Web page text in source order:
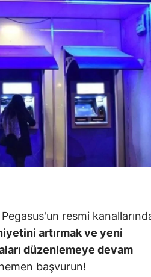
resmi
artırmak ve yeni
düzenlemeye devam
başvurun!